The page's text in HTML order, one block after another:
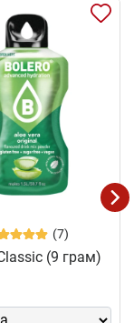
(7)
(9 грам)